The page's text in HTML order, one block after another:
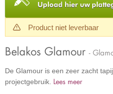
Upload hier uw
Product niet leverbaar
Belakos Glamour -
De Glamour is een zeer zacht
projectgebruik. Lees meer